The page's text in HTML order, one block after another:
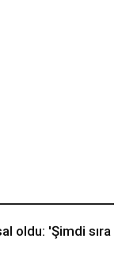
oldu: 'Şimdi sıra